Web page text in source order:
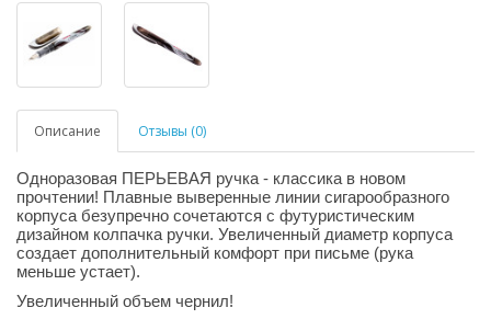
Описание Отзывы (0)
Одноразовая ПЕРЬЕВАЯ ручка - классика в новом
прочтении! Плавные выверенные линии сигарообразного
корпуса безупречно сочетаются с футуристическим
дизайном колпачка ручки. Увеличенный диаметр корпуса
создает дополнительный комфорт при письме (рука
меньше устает).
Увеличенный объем чернил!